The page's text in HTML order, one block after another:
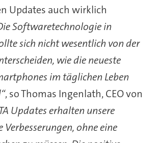
Updates auch wirklich
Softwaretechnologie in
sich nicht wesentlich von der
wie die neueste
im täglichen Leben
, so Thomas Ingenlath, CEO von
Updates erhalten unsere
Verbesserungen, ohne eine